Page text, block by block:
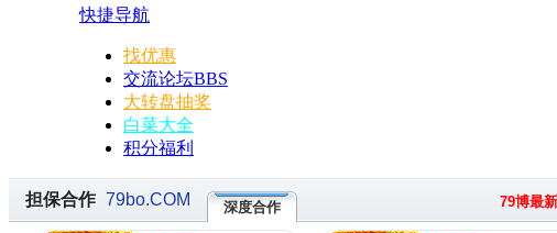
快捷导航
找优惠
交流论坛BBS
大转盘抽奖
白菜大全
积分福利